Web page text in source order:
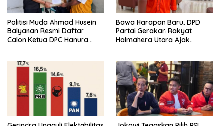
Politisi Muda Ahmad Husein
Balyanan Resmi Daftar
Calon Ketua DPC Hanura
Bawa Harapan Baru, DPD
Partai Gerakan Rakyat
Halmahera Utara Ajak